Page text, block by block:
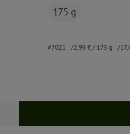
175 g
#7021 2,99 €/ 175 g